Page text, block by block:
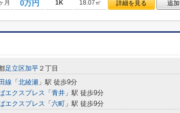
月 0万円 1K 18.07㎡ 詳細を見る 追
足立区加平 ２丁目
線 「 北綾瀬 」駅 徒歩9分
エクスプレス 「 青井 」駅 徒歩9分
エクスプレス 「 六町 」駅 徒歩9分